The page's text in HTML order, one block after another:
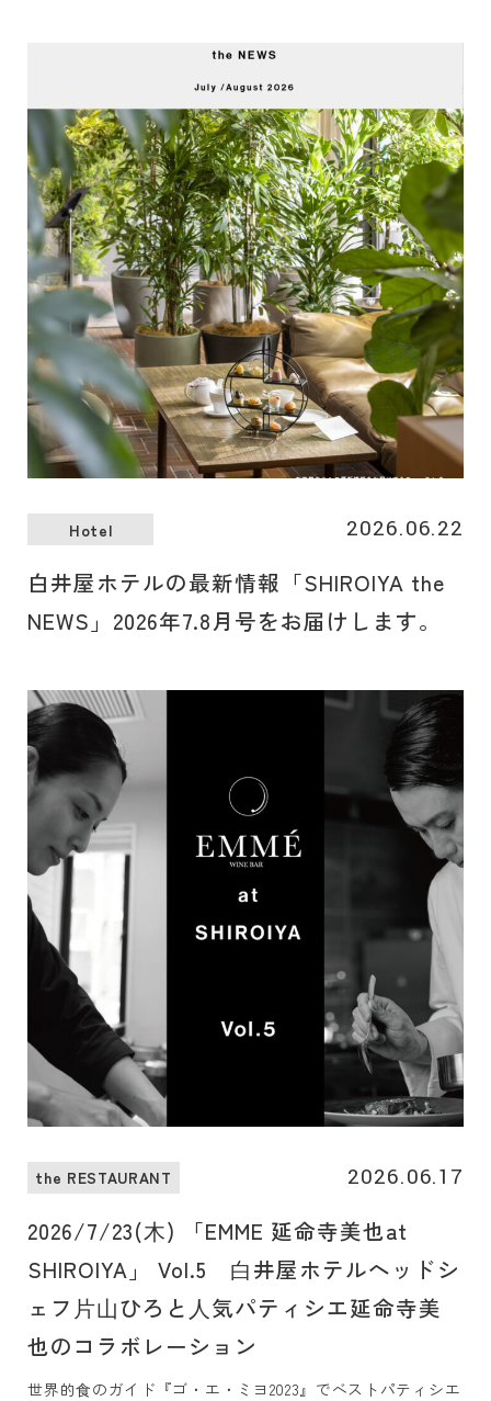
ください。
Hotel 2026.06.22
白井屋ホテルの最新情報「SHIROIYA the
NEWS」2026年7.8月号をお届けします。
the RESTAURANT 2026.06.17
2026/7/23(⽊) 「EMME 延命寺美也at
SHIROIYA」 Vol.5 ⽩井屋ホテルヘッドシ
ェフ⽚⼭ひろと⼈気パティシエ延命寺美
也のコラボレーション
世界的⾷のガイド『ゴ・エ・ミヨ2023』でベストパティシエ